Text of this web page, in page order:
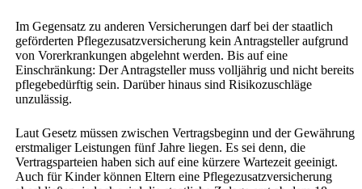
Im Gegensatz zu anderen Versicherungen darf bei der staatlich
geförderten Pflegezusatzversicherung kein Antragsteller aufgrund
von Vorerkrankungen abgelehnt werden. Bis auf eine
Einschränkung: Der Antragsteller muss volljährig und nicht bereits
pflegebedürftig sein. Darüber hinaus sind Risikozuschläge
unzulässig.
Laut Gesetz müssen zwischen Vertragsbeginn und der Gewährung
erstmaliger Leistungen fünf Jahre liegen. Es sei denn, die
Vertragsparteien haben sich auf eine kürzere Wartezeit geeinigt.
Auch für Kinder können Eltern eine Pflegezusatzversicherung